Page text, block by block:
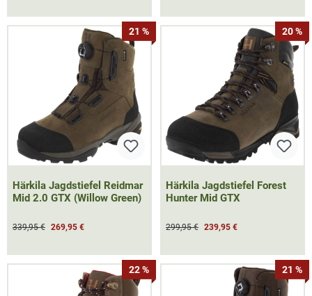
21 %
Härkila Jagdstiefel Reidmar
Mid 2.0 GTX (Willow Green)
339,95 € 269,95 €
20 %
Härkila Jagdstiefel Forest
Hunter Mid GTX
299,95 € 239,95 €
22 % 21 %